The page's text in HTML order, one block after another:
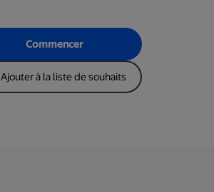
Commencer
Ajouter à la liste de souhaits